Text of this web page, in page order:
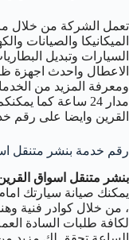
تعمل الشركة من خلال
الميكانيكا والصيانات
السيارات وتبديل
الاعطال واحدث اجهزة
ومعرفة المزيد من
مدار 24 ساعة كما
القرين وايضا على رقم
رقم خدمة بنشر متنقل
بنشر متنقل اسواق
يمكنك صيانة سيارتك
، من خلال كوادر فنية
لكافة طلبات السادة